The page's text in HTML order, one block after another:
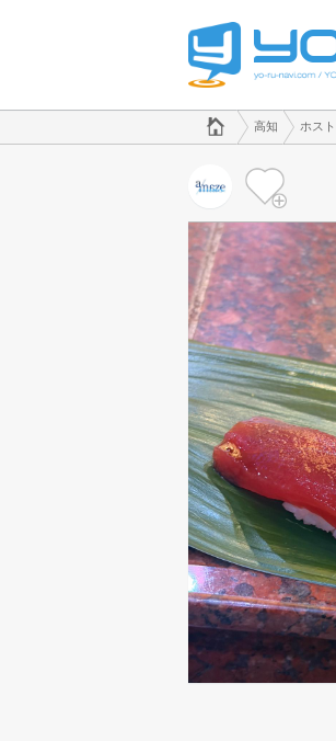
でホストクラブのことなら、ホス
高知県版
高知 ホス